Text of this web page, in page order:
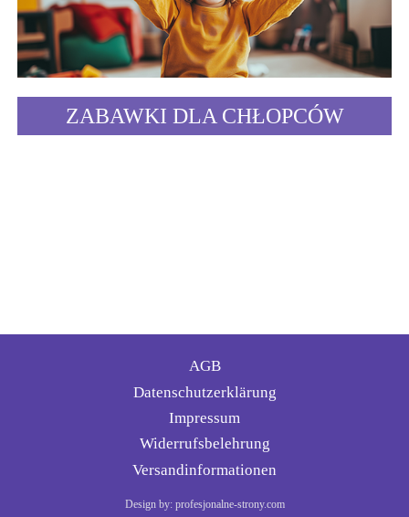
ZABAWKI DLA CHŁOPCÓW
AGB
Datenschutzerklärung
Impressum
Widerrufsbelehrung
Versandinformationen
Design by: profesjonalne-strony.com